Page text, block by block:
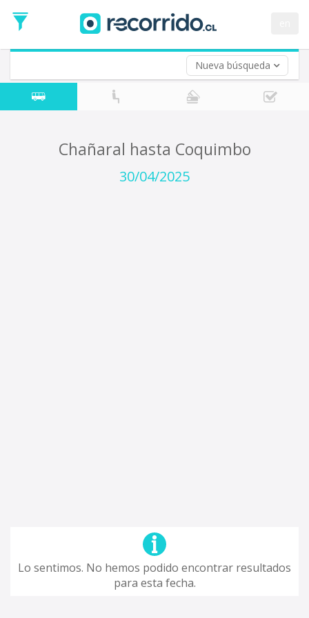
Nueva búsqueda
de
Ida
Vuelta (opcional)
Fecha
de
Chañaral hasta Coquimbo
30/04/2025
Lo sentimos. No hemos podido encontrar resultados
para esta fecha.